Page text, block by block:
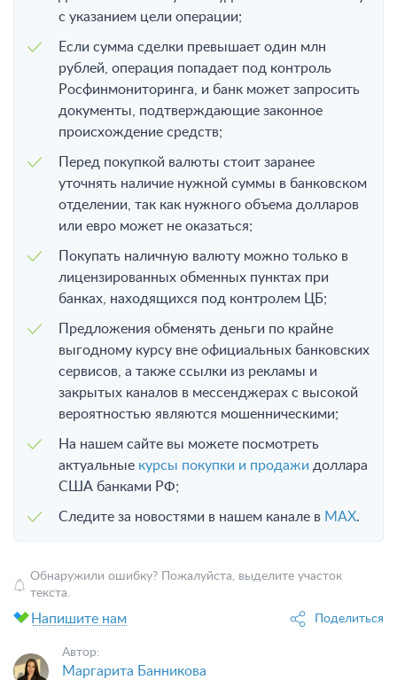
с указанием цели операции;
Если сумма сделки превышает один млн
рублей, операция попадает под контроль
Росфинмониторинга, и банк может запросить
документы, подтверждающие законное
происхождение средств;
Перед покупкой валюты стоит заранее
уточнять наличие нужной суммы в банковском
отделении, так как нужного объема долларов
или евро может не оказаться;
Покупать наличную валюту можно только в
лицензированных обменных пунктах при
банках, находящихся под контролем ЦБ;
Предложения обменять деньги по крайне
выгодному курсу вне официальных банковских
сервисов, а также ссылки из рекламы и
закрытых каналов в мессенджерах с высокой
вероятностью являются мошенническими;
На нашем сайте вы можете посмотреть
актуальные курсы покупки и продажи доллара
США банками РФ;
Следите за новостями в нашем канале в MAX.
Обнаружили ошибку? Пожалуйста, выделите участок
текста.
Напишите нам Поделиться
Автор:
Маргарита Банникова